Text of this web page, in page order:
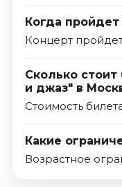
Когда
Концерт пройдет
Сколько
и джаз" в
Стоимость
Какие
Возрастное